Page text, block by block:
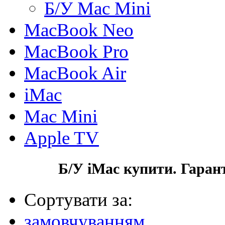
Б/У Mac Mini
MacBook Neo
MacBook Pro
MacBook Air
iMac
Mac Mini
Apple TV
Б/У iMac купити.
Сортувати за: